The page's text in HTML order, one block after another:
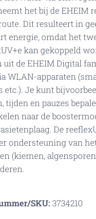
het bij de EHEIM
Dit resulteert in
energie, omdat het
kan gekoppeld
uit de EHEIM Digital
WLAN-apparaten
etc.). Je kunt
tijden en pauzes
naar de
De
ondersteuning van
(kiemen,
SKU:3734210